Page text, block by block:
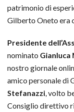
patrimonio di
Gilberto Oneto era
Presidente
nominato Gianluca
nostro giornale
amico personale di
Stefanazzi , volto
Consiglio direttivo